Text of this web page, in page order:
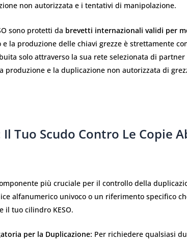
non autorizzata e i tentativi di manipolazione.
sono protetti da brevetti internazionali validi per
la produzione delle chiavi grezze è strettamente
solo attraverso la sua rete selezionata di
produzione e la duplicazione non autorizzata di
Tuo Scudo Contro Le Copie
più cruciale per il controllo della
alfanumerico univoco o un riferimento specifico
il tuo cilindro KESO.
per la Duplicazione: Per richiedere qualsiasi